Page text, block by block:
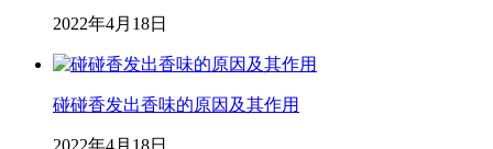
2022年4月18日
碰碰香发出香味的原因及其作用